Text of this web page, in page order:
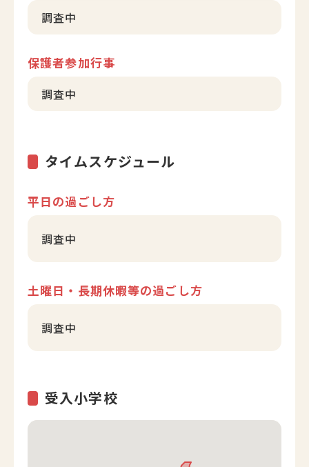
調査中
保護者参加行事
調査中
タイムスケジュール
平日の過ごし方
調査中
土曜日・長期休暇等の過ごし方
調査中
受入小学校